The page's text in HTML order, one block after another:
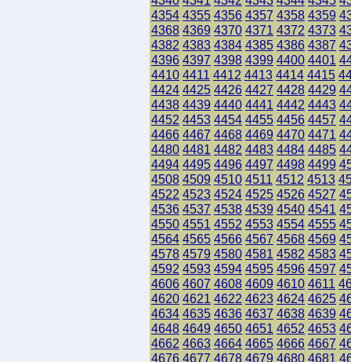
4354 4355 4356 4357 4358 4359
4368 4369 4370 4371 4372 4373
4382 4383 4384 4385 4386 4387
4396 4397 4398 4399 4400 4401
4410 4411 4412 4413 4414 4415
4424 4425 4426 4427 4428 4429
4438 4439 4440 4441 4442 4443
4452 4453 4454 4455 4456 4457
4466 4467 4468 4469 4470 4471
4480 4481 4482 4483 4484 4485
4494 4495 4496 4497 4498 4499
4508 4509 4510 4511 4512 4513
4522 4523 4524 4525 4526 4527
4536 4537 4538 4539 4540 4541
4550 4551 4552 4553 4554 4555
4564 4565 4566 4567 4568 4569
4578 4579 4580 4581 4582 4583
4592 4593 4594 4595 4596 4597
4606 4607 4608 4609 4610 4611
4620 4621 4622 4623 4624 4625
4634 4635 4636 4637 4638 4639
4648 4649 4650 4651 4652 4653
4662 4663 4664 4665 4666 4667
4676 4677 4678 4679 4680 4681